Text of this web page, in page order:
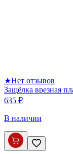
★Нет отзывов
Защёлка врезная
635 ₽
В наличии